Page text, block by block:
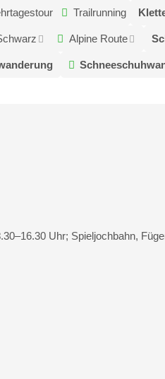
Trailrunning
Alpine Route
Uhr; Spieljochbahn,